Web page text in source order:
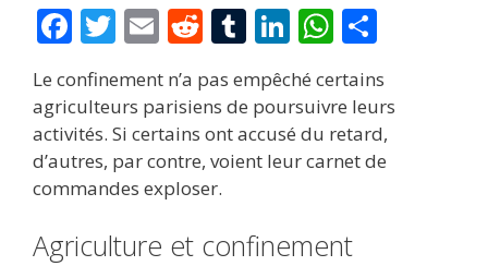
F
ac
e
b
o
o
k
T
itt
er
E
m
ai
l
R
d
di
t
T
m
bl
r
Li
n
k
e
dI
W
at
s
A
p
ta
g
er
Le confinement n’a pas empêché certains
agriculteurs parisiens de poursuivre leurs
activités. Si certains ont accusé du retard,
d’autres, par contre, voient leur carnet de
commandes exploser.
Agriculture et confinement